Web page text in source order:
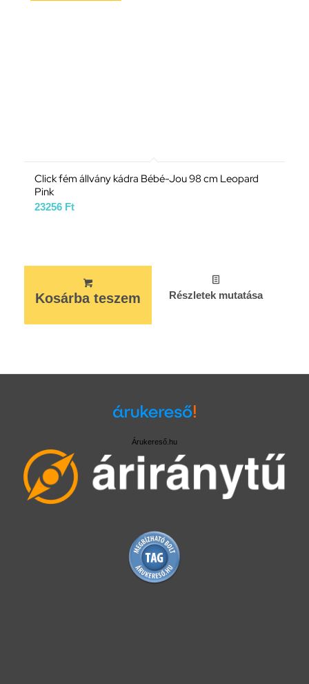
Click fém állvány kádra Bébé-Jou 98 cm Leopard
Pink
23256 Ft
Kosárba teszem Részletek mutatása
Árukereső.hu